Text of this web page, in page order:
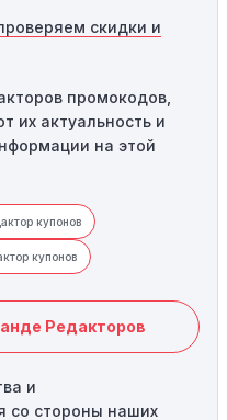
скидки и
промокодов,
их актуальность и
на этой
купонов
купонов
Редакторов
и
со стороны наших